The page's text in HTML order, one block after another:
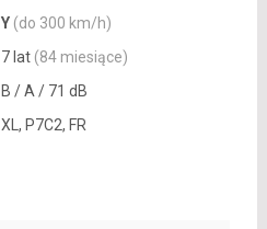
Y (do 300 km/h)
7 lat (84 miesiące)
B / A / 71 dB
XL, P7C2, FR